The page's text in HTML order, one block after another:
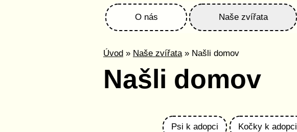
O nás Naše zvířata
Úvod » Naše zvířata» Našli domov
Našli domov
Psi k adopci Kočky k adopci